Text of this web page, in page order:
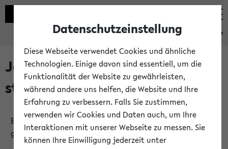
eKVV
Jetzt und in Kürze
stattfindende Veranstaltungen
Es wurden keine jetzt stattfindenden Veranstaltungen
gefunden!
Datenschutzeinstellung
Diese Webseite verwendet Cookies und ähnliche
Technologien. Einige davon sind essentiell, um die
Funktionalität der Website zu gewährleisten,
während andere uns helfen, die Website und Ihre
Erfahrung zu verbessern. Falls Sie zustimmen,
verwenden wir Cookies und Daten auch, um Ihre
Interaktionen mit unserer Webseite zu messen. Sie
können Ihre Einwilligung jederzeit unter